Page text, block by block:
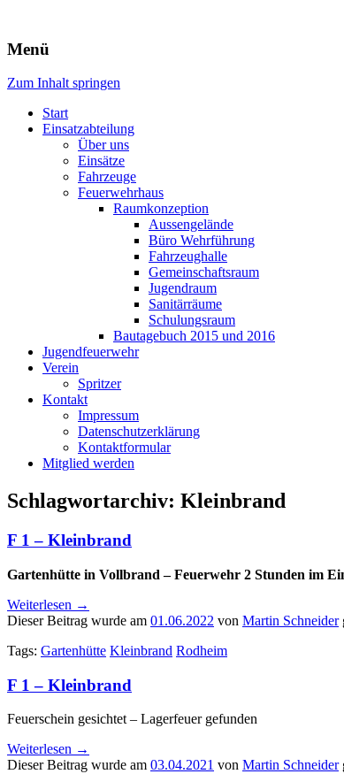
Freiwillige Feuerwehr
Menü
Zum Inhalt springen
Start
Einsatzabteilung
Über uns
Einsätze
Fahrzeuge
Feuerwehrhaus
Raumkonzeption
Aussengelände
Büro Wehrführung
Fahrzeughalle
Gemeinschaftsraum
Jugendraum
Sanitärräume
Schulungsraum
Bautagebuch 2015 und 2016
Jugendfeuerwehr
Verein
Spritzer
Kontakt
Impressum
Datenschutzerklärung
Kontaktformular
Mitglied werden
Schlagwortarchiv: Kleinbrand
F 1 – Kleinbrand
Gartenhütte in Vollbrand – Feuerwehr 2 Stunden im
Weiterlesen →
Dieser Beitrag wurde am 01.06.2022 von Martin Schneider
Tags: Gartenhütte Kleinbrand Rodheim
F 1 – Kleinbrand
Feuerschein gesichtet – Lagerfeuer gefunden
Weiterlesen →
Dieser Beitrag wurde am 03.04.2021 von Martin Schneider